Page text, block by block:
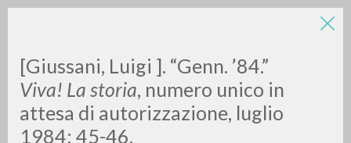
[Giussani, Luigi ]. “Genn. ’84.”
Viva! La storia, numero unico in
attesa di autorizzazione, luglio
1984: 45-46.
LUIGI